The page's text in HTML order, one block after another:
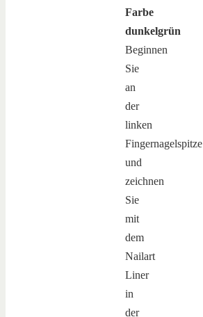
Farbe
dunkelgrün
Beginnen
Sie
an
der
linken
Fingernagelspitze
und
zeichnen
Sie
mit
dem
Nailart
Liner
in
der